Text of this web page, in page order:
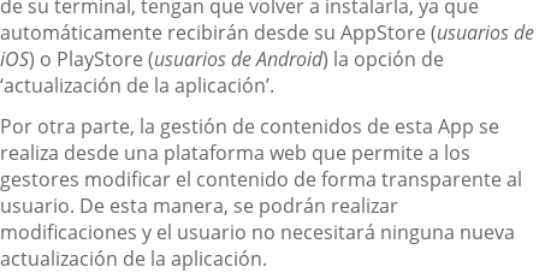
de su terminal, tengan que volver a instalarla, ya que
automáticamente recibirán desde su AppStore (usuarios de
iOS) o PlayStore (usuarios de Android) la opción de
‘actualización de la aplicación’.
Por otra parte, la gestión de contenidos de esta App se
realiza desde una plataforma web que permite a los
gestores modificar el contenido de forma transparente al
usuario. De esta manera, se podrán realizar
modificaciones y el usuario no necesitará ninguna nueva
actualización de la aplicación.